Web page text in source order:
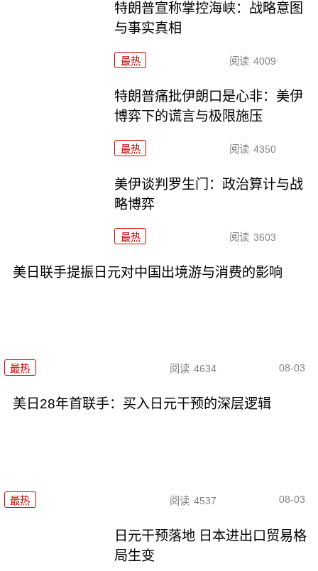
特朗普宣称掌控海峡：战略意图
与事实真相
最热 阅读 4009
特朗普痛批伊朗口是心非：美伊
博弈下的谎言与极限施压
最热 阅读 4350
美伊谈判罗生门：政治算计与战
略博弈
最热 阅读 3603
美日联手提振日元对中国出境游与消费的影响
最热 阅读 4634 08-03
美日28年首联手：买入日元干预的深层逻辑
最热 阅读 4537 08-03
日元干预落地 日本进出口贸易格
局生变